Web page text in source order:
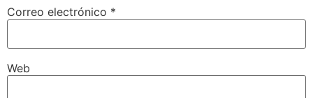
Correo electrónico *
Web